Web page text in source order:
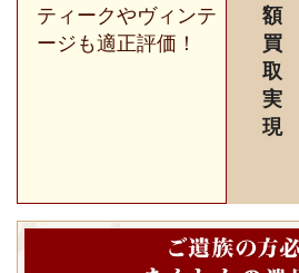
ティークやヴィンテ
ージも適正評価！
額
買
取
実
現